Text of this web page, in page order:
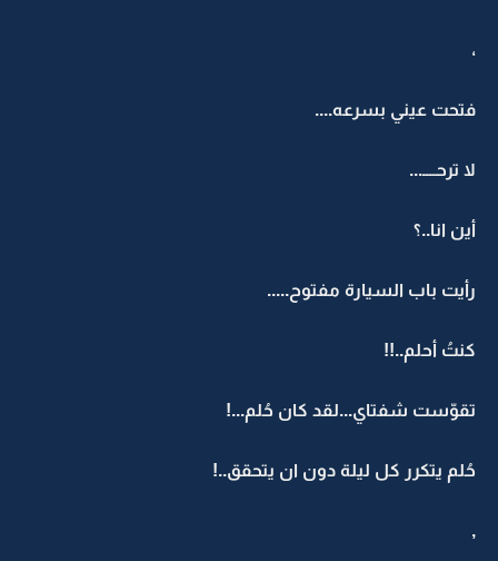
،
فتحت عيني بسرعه....
لا ترحــــ...
أين انا..؟
رأيت باب السيارة مفتوح.....
كنتُ أحلم..!!
تقوّست شفتاي...لقد كان حُلم...!
حُلم يتكرر كل ليلة دون ان يتحقق..!
,